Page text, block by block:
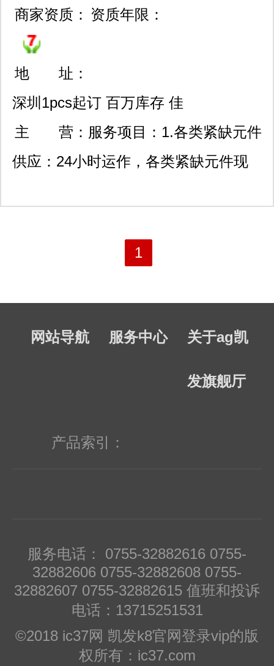
商家资质： 资质年限：
地 址：
深圳1pcs起订 百万库存 佳
利科技大厦603
主 营： 服务项目：1.各类紧缺元件
供应：24小时运作，各类紧缺元件现
联合采购渠道，拥有全球最具竞争力价
交期。 3.集成电路bom供应：对客户
bom表集成电路元件做集中的长期稳定
笼比率高；降低库存管理成本，增强市
原力达电子同时为电子设计工程师提供
开发及试产服务，为电子工程师迅速引
进新的产品和新技术。 为设计师提供
最新的元器件数据，以及下一代电子元
器件的有效信息。海外超过1000,000
1
网站导航 服务中心 关于ag凯
发旗舰厅
产品索引：
服务电话： 0755-32882616 0755-
32882606 0755-32882608 0755-
32882607 0755-32882615 值班和投诉
电话：13715251531
©2018 ic37网 凯发k8官网登录vip的版
权所有：ic37.com